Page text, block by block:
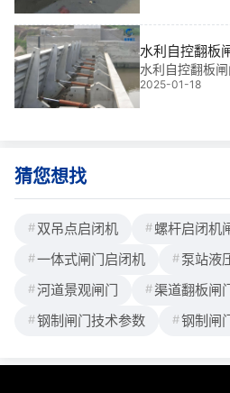
握水力计算中
解决汛期自动
核心*
水利自控翻板
水利自控翻板
的水利设施，广
2025-01-18
猜您想找
双吊点启闭机
螺杆启闭机
一体式闸门启闭机
泵站液
河道景观闸门
渠道翻板闸
钢制闸门技术参数
钢制闸